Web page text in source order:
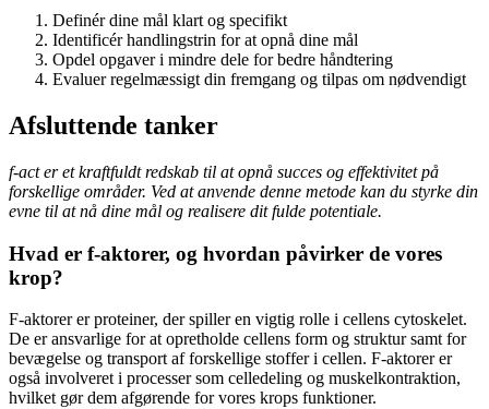
Definér dine mål klart og specifikt
Identificér handlingstrin for at opnå dine mål
Opdel opgaver i mindre dele for bedre håndtering
Evaluer regelmæssigt din fremgang og tilpas om nødvendigt
Afsluttende tanker
f-act er et kraftfuldt redskab til at opnå succes og effektivitet på
forskellige områder. Ved at anvende denne metode kan du styrke din
evne til at nå dine mål og realisere dit fulde potentiale.
Hvad er f-aktorer, og hvordan påvirker de vores
krop?
F-aktorer er proteiner, der spiller en vigtig rolle i cellens cytoskelet.
De er ansvarlige for at opretholde cellens form og struktur samt for
bevægelse og transport af forskellige stoffer i cellen. F-aktorer er
også involveret i processer som celledeling og muskelkontraktion,
hvilket gør dem afgørende for vores krops funktioner.